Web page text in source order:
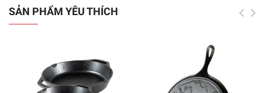
SẢN PHẨM YÊU THÍCH